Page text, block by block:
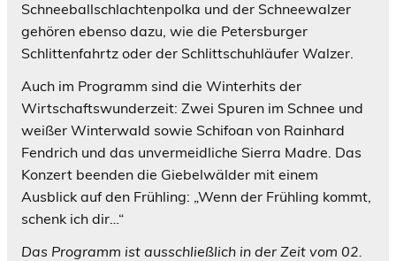
Schneeballschlachtenpolka und der Schneewalzer
gehören ebenso dazu, wie die Petersburger
Schlittenfahrtz oder der Schlittschuhläufer Walzer.
Auch im Programm sind die Winterhits der
Wirtschaftswunderzeit: Zwei Spuren im Schnee und
weißer Winterwald sowie Schifoan von Rainhard
Fendrich und das unvermeidliche Sierra Madre. Das
Konzert beenden die Giebelwälder mit einem
Ausblick auf den Frühling: „Wenn der Frühling kommt,
schenk ich dir…“
Das Programm ist ausschließlich in der Zeit vom 02.